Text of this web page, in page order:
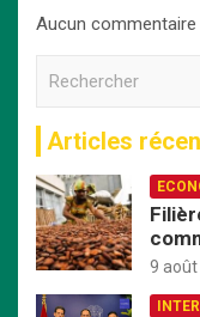
Aucun commentaire
r
c
h
e
r
Articles
20
9